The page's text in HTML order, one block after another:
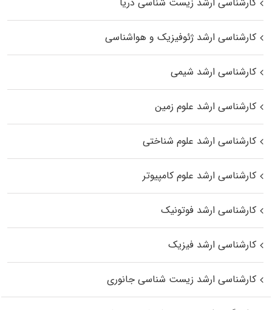
کارشناسی ارشد ژئوفیزیک و هواشناسی
کارشناسی ارشد شیمی
کارشناسی ارشد علوم زمین
کارشناسی ارشد علوم شناختی
کارشناسی ارشد علوم کامپیوتر
کارشناسی ارشد فوتونیک
کارشناسی ارشد فیزیک
کارشناسی ارشد زیست‌ شناسی جانوری